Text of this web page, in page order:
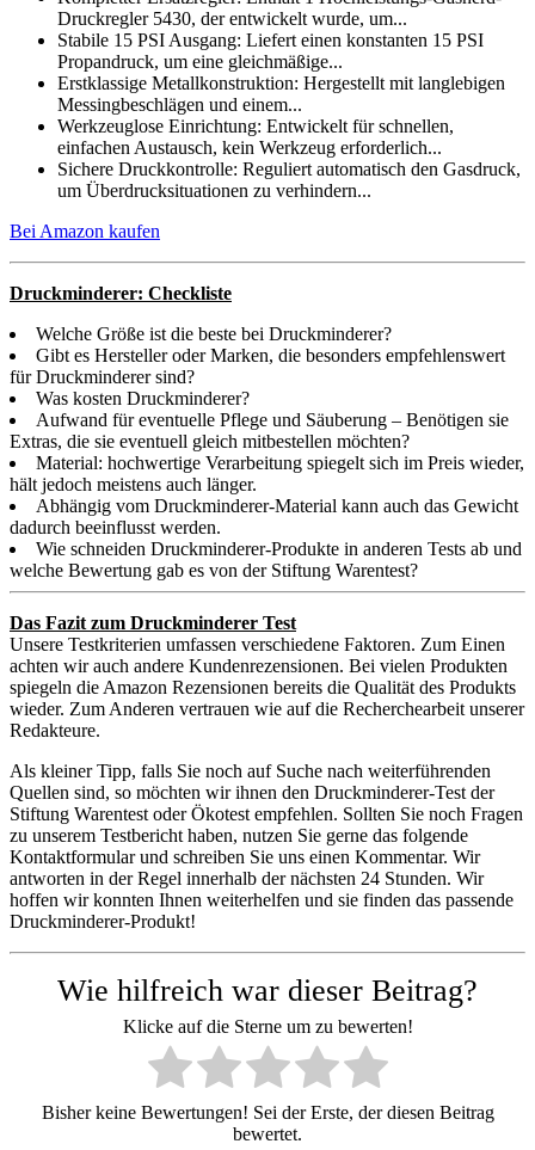
Druckregler 5430, der entwickelt wurde, um...
Stabile 15 PSI Ausgang: Liefert einen konstanten 15 PSI
Propandruck, um eine gleichmäßige...
Erstklassige Metallkonstruktion: Hergestellt mit langlebigen
Messingbeschlägen und einem...
Werkzeuglose Einrichtung: Entwickelt für schnellen,
einfachen Austausch, kein Werkzeug erforderlich...
Sichere Druckkontrolle: Reguliert automatisch den Gasdruck,
um Überdrucksituationen zu verhindern...
Bei Amazon kaufen
Druckminderer: Checkliste
Welche Größe ist die beste bei Druckminderer?
Gibt es Hersteller oder Marken, die besonders empfehlenswert
für Druckminderer sind?
Was kosten Druckminderer?
Aufwand für eventuelle Pflege und Säuberung – Benötigen sie
Extras, die sie eventuell gleich mitbestellen möchten?
Material: hochwertige Verarbeitung spiegelt sich im Preis wieder,
hält jedoch meistens auch länger.
Abhängig vom Druckminderer-Material kann auch das Gewicht
dadurch beeinflusst werden.
Wie schneiden Druckminderer-Produkte in anderen Tests ab und
welche Bewertung gab es von der Stiftung Warentest?
Das Fazit zum Druckminderer Test
Unsere Testkriterien umfassen verschiedene Faktoren. Zum Einen
achten wir auch andere Kundenrezensionen. Bei vielen Produkten
spiegeln die Amazon Rezensionen bereits die Qualität des Produkts
wieder. Zum Anderen vertrauen wie auf die Recherchearbeit unserer
Redakteure.
Als kleiner Tipp, falls Sie noch auf Suche nach weiterführenden
Quellen sind, so möchten wir ihnen den Druckminderer-Test der
Stiftung Warentest oder Ökotest empfehlen. Sollten Sie noch Fragen
zu unserem Testbericht haben, nutzen Sie gerne das folgende
Kontaktformular und schreiben Sie uns einen Kommentar. Wir
antworten in der Regel innerhalb der nächsten 24 Stunden. Wir
hoffen wir konnten Ihnen weiterhelfen und sie finden das passende
Druckminderer-Produkt!
Wie hilfreich war dieser Beitrag?
Klicke auf die Sterne um zu bewerten!
Bisher keine Bewertungen! Sei der Erste, der diesen Beitrag
bewertet.